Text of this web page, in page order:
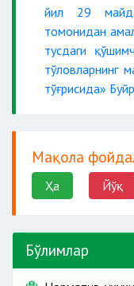
йил 29
томонидан
тусдаги
тўловларнинг
тўғрисида»
Мақола
Ҳа Йўқ
Бўлимлар